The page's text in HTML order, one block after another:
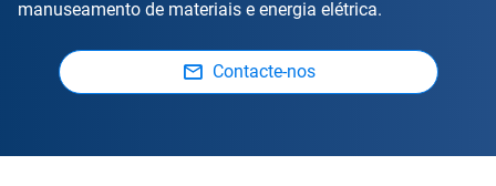
manuseamento de materiais e energia elétrica.
Contacte-nos